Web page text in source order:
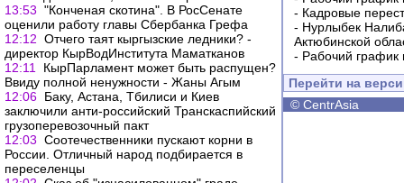
13:53 "Конченая скотина". В РосСенате
оценили работу главы Сбербанка Грефа
12:12 Отчего таят кыргызские ледники? -
директор КырВодИнститута Маматканов
12:11
КырПарламент может быть распущен?
Ввиду полной ненужности - Жаны Агым
12:06 Баку, Астана, Тбилиси и Киев
заключили анти-российский Транскаспийский
грузоперевозочный пакт
12:03 Соотечественники пускают корни в
России. Отличный народ подбирается в
переселенцы
- Кадровые
- Нурлыбек
Актюбинской
- Рабочий график
Перейти на
© CentrAsia